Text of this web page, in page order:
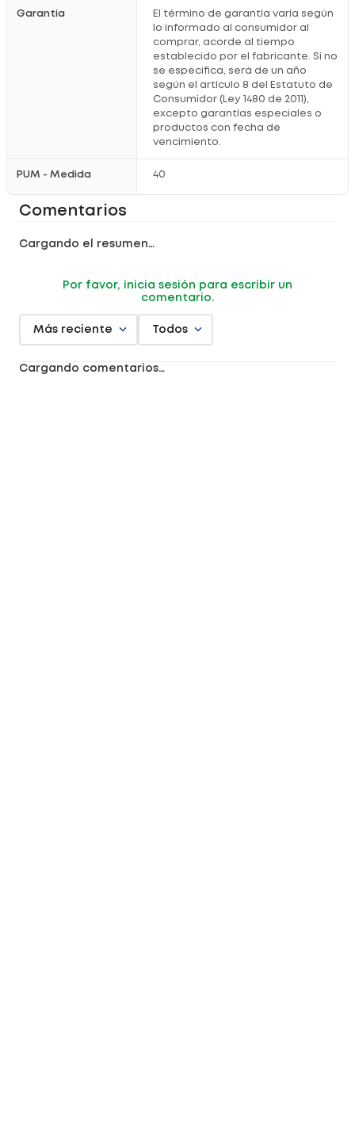
Garantía
El término de garantía varía según
lo informado al consumidor al
comprar, acorde al tiempo
establecido por el fabricante. Si no
se especifica, será de un año
según el artículo 8 del Estatuto de
Consumidor (Ley 1480 de 2011),
excepto garantías especiales o
productos con fecha de
vencimiento.
PUM - Medida 40
Comentarios
Cargando el resumen…
Por favor, inicia sesión para escribir un
comentario.
Más reciente Todos
Cargando comentarios…